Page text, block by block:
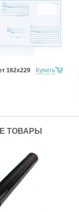
Купить
162х229
ТОВАРЫ